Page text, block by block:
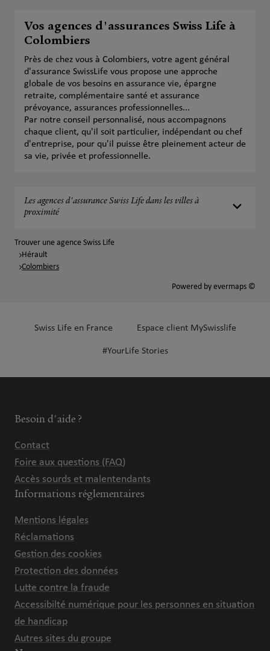
Vos agences d'assurances Swiss Life à
Colombiers
Près de chez vous à Colombiers, votre agent général
d'assurance SwissLife vous propose une approche
globale de vos besoins en assurance vie, épargne
retraite, complémentaire santé et assurance
prévoyance, assurances professionnelles...
Par notre conseil personnalisé, nous accompagnons
chaque client, qu'il soit particulier, indépendant ou chef
d'entreprise, pour qu'il puisse être pleinement acteur de
sa vie, privée et professionnelle.
Les agences d'assurance Swiss Life dans les villes à
proximité
Trouver une agence Swiss Life
Hérault
Colombiers
Powered by evermaps ©
Swiss Life en France Espace client MySwisslife
#YourLife Stories
Besoin d'aide ?
Contact
Foire aux questions (FAQ)
Accès sourds et malentendants
Informations réglementaires
Mentions légales
Réclamations
Gestion des cookies
Protection des données
Lutte contre la fraude
Accessibilté numérique pour les personnes en situation
de handicap
Autres sites du groupe